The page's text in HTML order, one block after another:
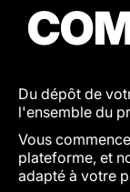
Du dépôt de
l'ensemble du
Vous
plateforme, et
adapté à votre